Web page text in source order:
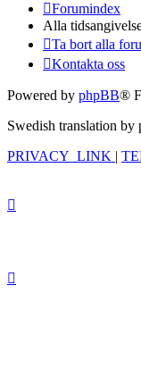
Forumindex
Alla
Ta bort alla
Kontakta oss
Powered by phpBB®
Swedish translation
PRIVACY_LINK